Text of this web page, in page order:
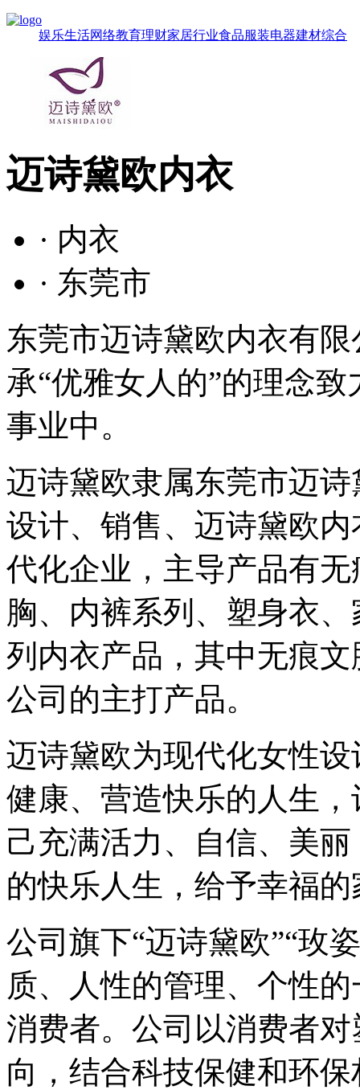
娱乐生活网络教育理财家居行业食品服装电器建材综合
迈诗黛欧内衣
· 内衣
· 东莞市
东莞市迈诗黛欧内衣有
承“优雅女人的”的理念
事业中。
迈诗黛欧隶属东莞市迈
设计、销售、迈诗黛欧
代化企业，主导产品有
胸、内裤系列、塑身衣
列内衣产品，其中无痕
公司的主打产品。
迈诗黛欧为现代化女性
健康、营造快乐的人生
己充满活力、自信、美
的快乐人生，给予幸福
公司旗下“迈诗黛欧”“玫
质、人性的管理、个性
消费者。公司以消费者
向，结合科技保健和环